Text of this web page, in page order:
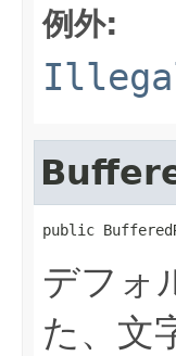
例外:
public
デフォ
た、文